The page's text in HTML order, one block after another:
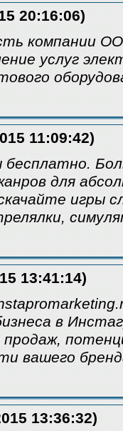
20:16:06)
компании
услуг
11:09:42)
для
игры
13:41:14)
в
продаж,
вашего
13:36:32)